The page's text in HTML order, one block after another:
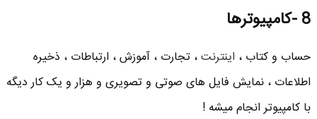
8 -کامپیوترها
حساب و کتاب ، اینترنت، تجارت ، آموزش ، ارتباطات ، ذخیره
اطلاعات ، نمایش فایل های صوتی و تصویری و هزار و یک کار دیگه
با کامپیوتر انجام میشه !